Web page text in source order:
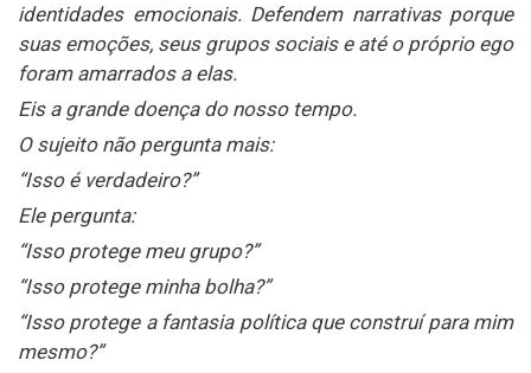
identidades emocionais. Defendem narrativas porque
suas emoções, seus grupos sociais e até o próprio ego
foram amarrados a elas.
Eis a grande doença do nosso tempo.
O sujeito não pergunta mais:
“Isso é verdadeiro?”
Ele pergunta:
“Isso protege meu grupo?”
“Isso protege minha bolha?”
“Isso protege a fantasia política que construí para mim
mesmo?”